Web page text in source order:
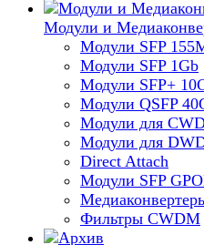
Модули и
Модули SFP
Модули SFP 1Gb
Модули SFP+
Модули QSFP
Модули для
Модули для
Direct Attach
Модули SFP
Фильтры CWDM